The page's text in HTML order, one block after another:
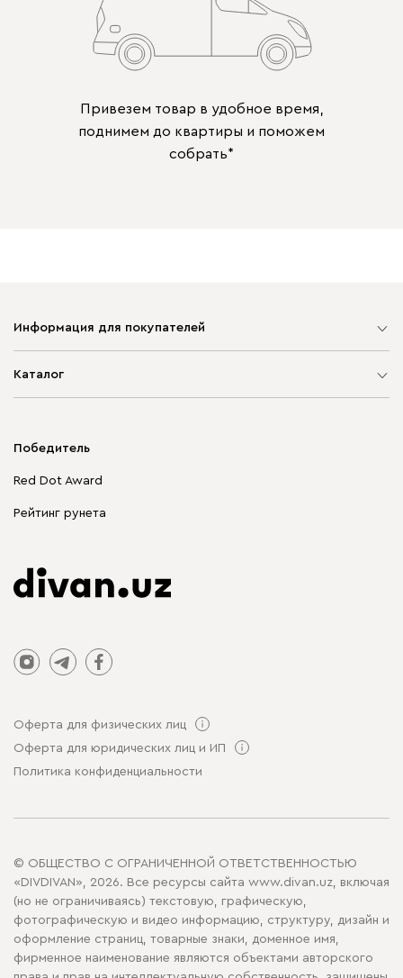
Привезем товар в удобное время,
поднимем до квартиры и поможем
собрать*
Информация для покупателей
Каталог
Корпусная мебель
Столы и стулья
Победитель
Red Dot Award
Рейтинг рунета
Оферта для физических лиц
Оферта для юридических лиц и ИП
Политика конфиденциальности
© ОБЩЕСТВО С ОГРАНИЧЕННОЙ ОТВЕТСТВЕННОСТЬЮ
«DIVDIVAN», 2026. Все ресурсы сайта www.divan.uz, включая
(но не ограничиваясь) текстовую, графическую,
фотографическую и видео информацию, структуру, дизайн и
оформление страниц, товарные знаки, доменное имя,
фирменное наименование являются объектами авторского